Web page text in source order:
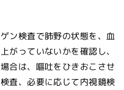
ン検査で肺野の状態を、血
がっていないかを確認し、
合は、嘔吐をひきおこさせ
査、必要に応じて内視鏡検